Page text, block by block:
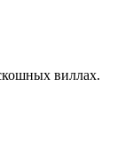
виллах.